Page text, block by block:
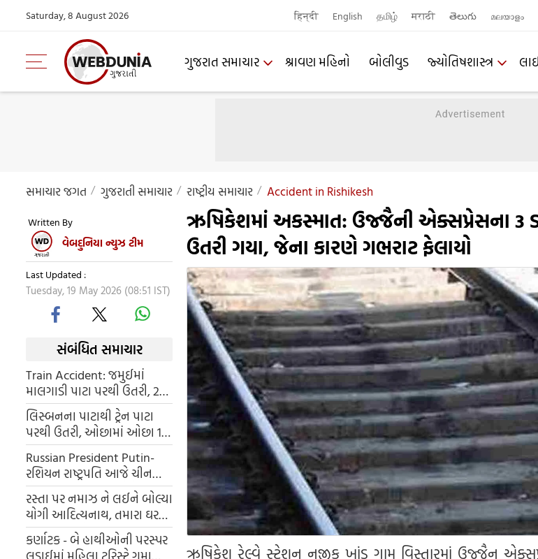
Saturday, 8 August 2026 हिन्दी English தமிழ் मराठी తెలుగు മലയാളം
ગુજરાત સમાચાર શ્રાવણ મહિનો બોલીવુડ જ્યોતિષશાસ્ત્ર
સમાચાર જગત ગુજરાતી સમાચાર રાષ્ટ્રીય સમાચાર Accident in Rishikesh
Written By
વેબદુનિયા ન્યુઝ ટીમ
Last Updated :
Tuesday, 19 May 2026 (08:51 IST)
સંબંધિત સમાચાર
Train Accident: જમુઈમાં
માલગાડી પાટા પરથી ઉતરી, 24
કલાક માટે રેલ વ્યવહાર ઠપ્પ; 34
જોડી ટ્રેનોને અસર
લિસ્બનના પાટાથી ટ્રેન પાટા
પરથી ઉતરી, ઓછામાં ઓછા 15
લોકોના મોત
Russian President Putin-
રશિયન રાષ્ટ્રપતિ આજે ચીનની
બે દિવસીય મુલાકાત લેશે
રસ્તા પર નમાઝ ને લઈને બોલ્યા
યોગી આદિત્યનાથ, તમારા ઘરમાં
જગ્યા નથી તો સંખ્યા નિયંત્રિત
કરી લો
કર્ણાટક - બે હાથીઓની પરસ્પર
ઋષિકેશમાં અકસ્માત: ઉજ્જૈની એક્સપ્રેસના 3
ઉતરી ગયા, જેના કારણે ગભરાટ ફેલાયો
ઋષિકેશ રેલ્વે સ્ટેશન નજીક ખાંડ ગામ વિસ્તારમાં ઉજ્જૈન